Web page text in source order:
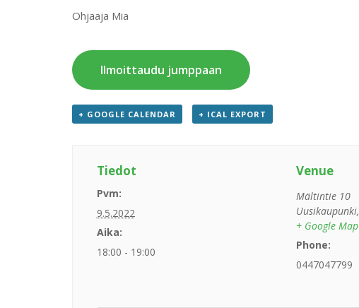
Ohjaaja Mia
Ilmoittaudu jumppaan
+ GOOGLE CALENDAR + ICAL EXPORT
Tiedot
Pvm:
9.5.2022
Aika:
18:00 - 19:00
Venue
Mältintie 10
Uusikaupunki,
+ Google Map
Phone:
0447047799